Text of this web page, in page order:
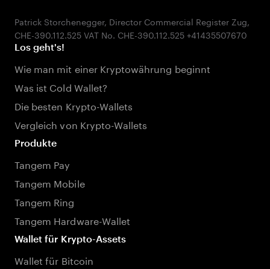
Patrick Storchenegger, Director Commercial Register Zug,
Los geht's!
Wie man mit einer Kryptowährung beginnt
Was ist Cold Wallet?
Die besten Krypto-Wallets
Vergleich von Krypto-Wallets
Produkte
Tangem Pay
Tangem Mobile
Tangem Ring
Tangem Hardware-Wallet
Wallet für Krypto-Assets
Wallet für Bitcoin